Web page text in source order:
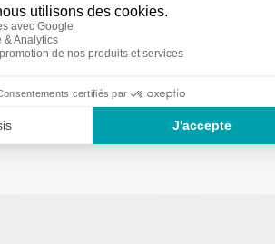
?
magasins Ekosport-Rent proposent
vous procurer une paire de
mini skis, etc. De quoi explorer le massif